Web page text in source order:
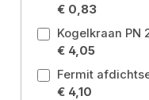
€ 0,83
€ 4,05
Fermit
€ 4,10